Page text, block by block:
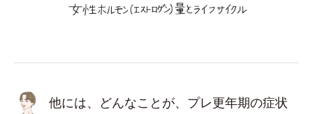
他には、どんなことが、プレ更年期の症状